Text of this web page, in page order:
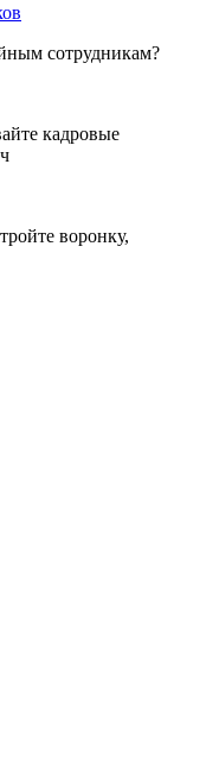
сотрудникам?
кадровые
воронку,